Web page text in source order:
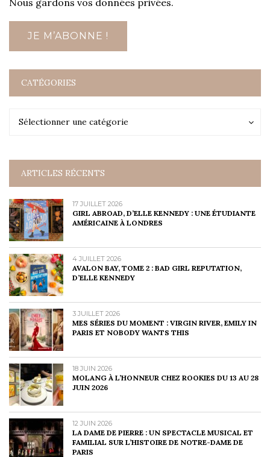
CATÉGORIES
Sélectionner une catégorie
ARTICLES RÉCENTS
17 JUILLET 2026
GIRL ABROAD, D’ELLE KENNEDY : UNE ÉTUDIANTE
AMÉRICAINE À LONDRES
4 JUILLET 2026
AVALON BAY, TOME 2 : BAD GIRL REPUTATION,
D’ELLE KENNEDY
3 JUILLET 2026
MES SÉRIES DU MOMENT : VIRGIN RIVER, EMILY IN
PARIS ET NOBODY WANTS THIS
18 JUIN 2026
MOLANG À L’HONNEUR CHEZ ROOKIES DU 13 AU 28
JUIN 2026
12 JUIN 2026
LA DAME DE PIERRE : UN SPECTACLE MUSICAL ET
FAMILIAL SUR L’HISTOIRE DE NOTRE-DAME DE
PARIS